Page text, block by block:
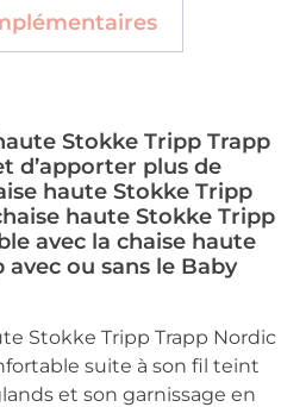
Stokke Tripp Trapp
d’apporter plus de
haute Stokke Tripp
haute Stokke Tripp
avec la chaise haute
ou sans le Baby
Stokke Tripp Trapp Nordic
suite à son fil teint
et son garnissage en